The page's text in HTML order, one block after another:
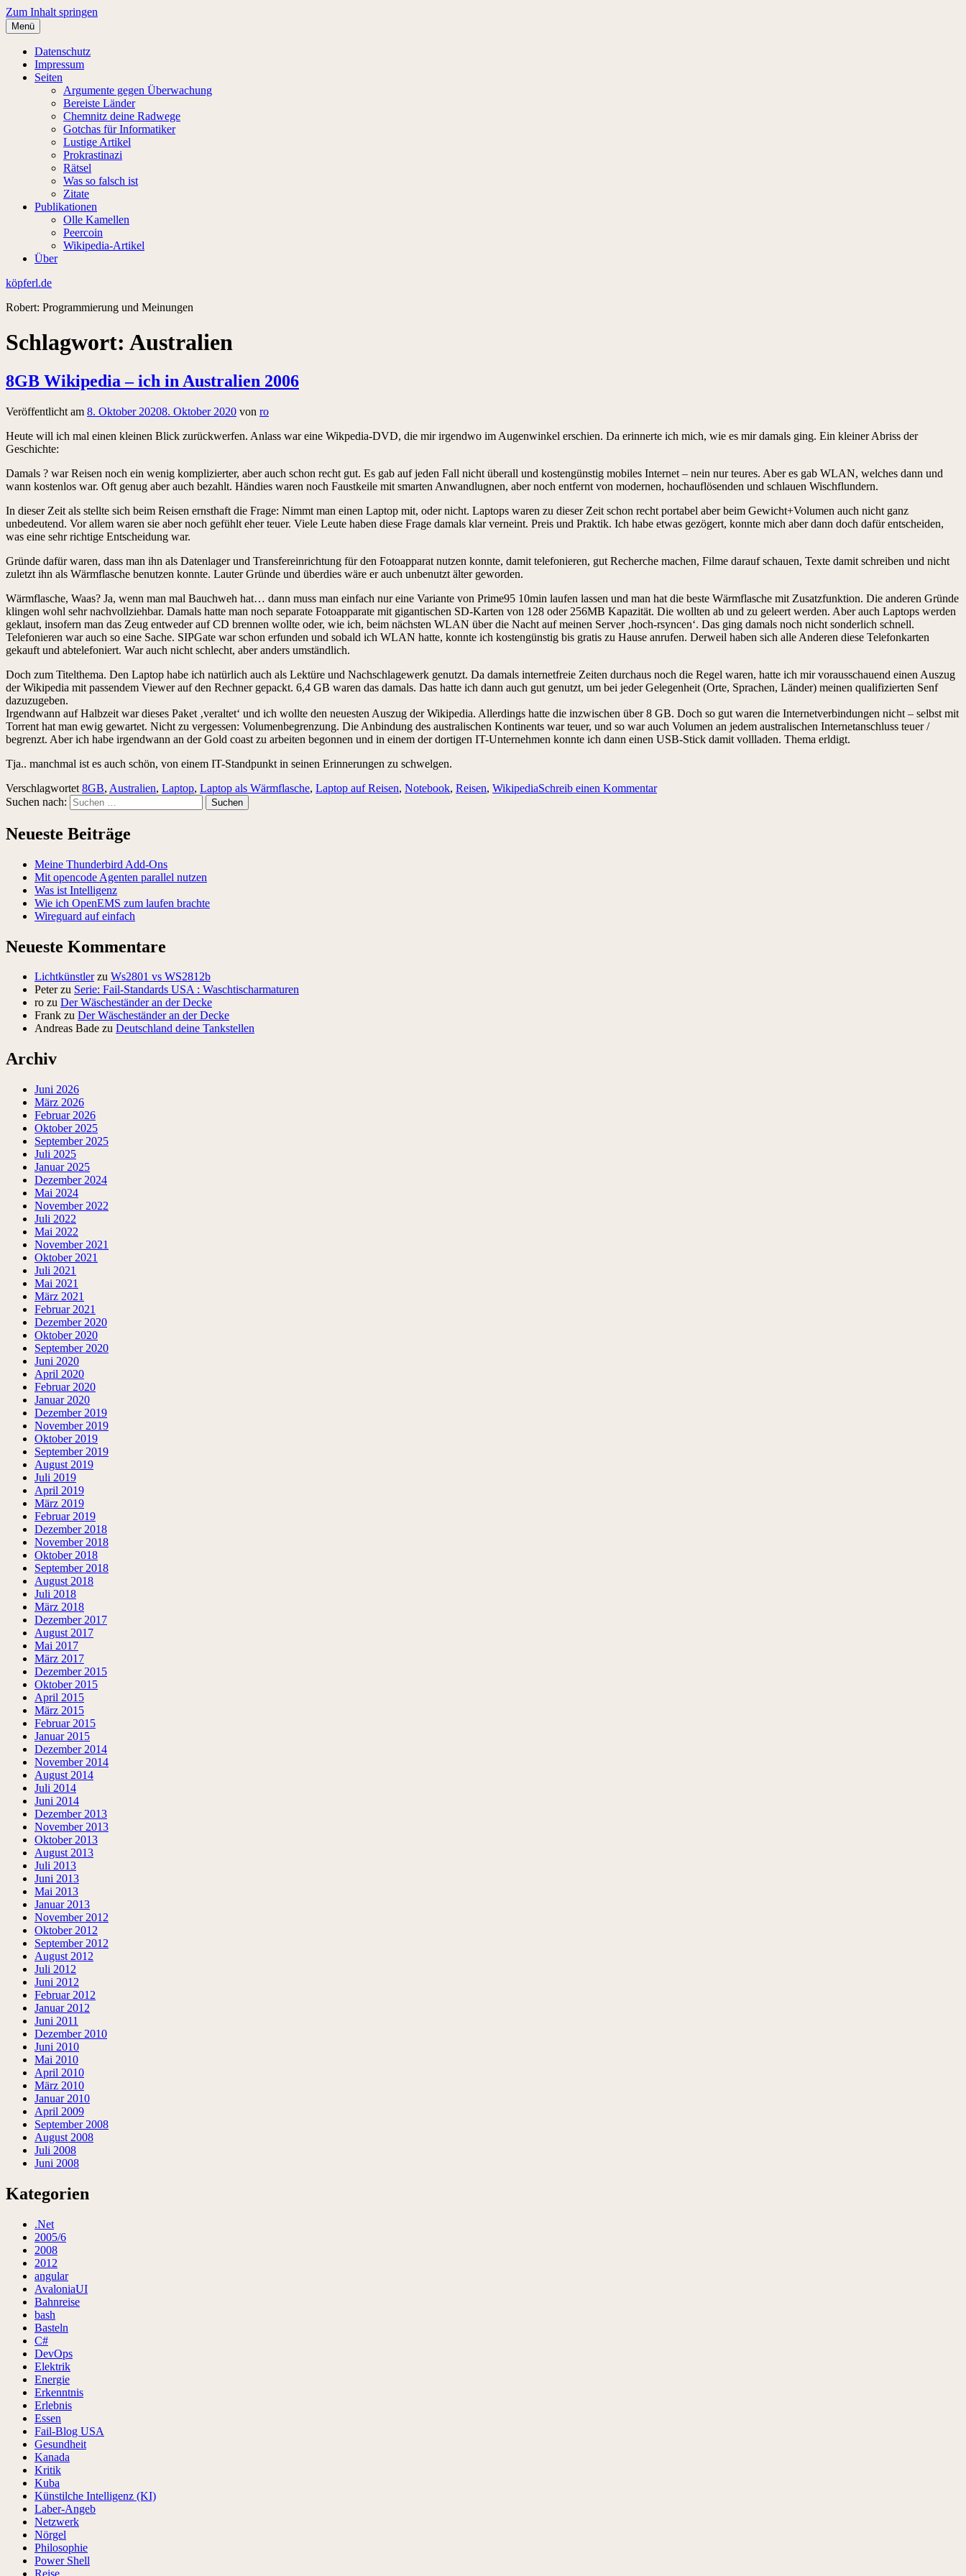
Zum Inhalt springen
Menü
Datenschutz
Impressum
Seiten
Argumente gegen Überwachung
Bereiste Länder
Chemnitz deine Radwege
Gotchas für Informatiker
Lustige Artikel
Prokrastinazi
Rätsel
Was so falsch ist
Zitate
Publikationen
Olle Kamellen
Peercoin
Wikipedia-Artikel
Über
köpferl.de
Robert: Programmierung und Meinungen
Schlagwort: Australien
8GB Wikipedia – ich in Australien 2006
Veröffentlicht am 8. Oktober 20208. Oktober 2020 von ro
Heute will ich mal einen kleinen Blick zurückwerfen. Anlass war eine Wikpedia-DVD, die mir irgendwo im Augenwinkel erschien. Da erinnerte ich mich, wie es mir damals ging. Ein kleiner Abriss der
Geschichte:
Damals ? war Reisen noch ein wenig komplizierter, aber auch schon recht gut. Es gab auf jeden Fall nicht überall und kostengünstig mobiles Internet – nein nur teures. Aber es gab WLAN, welches dann und
wann kostenlos war. Oft genug aber auch bezahlt. Händies waren noch Faustkeile mit smarten Anwandlugnen, aber noch entfernt von modernen, hochauflösenden und schlauen Wischflundern.
In dieser Zeit als stellte sich beim Reisen ernsthaft die Frage: Nimmt man einen Laptop mit, oder nicht. Laptops waren zu dieser Zeit schon recht portabel aber beim Gewicht+Volumen auch nicht ganz
unbedeutend. Vor allem waren sie aber noch gefühlt eher teuer. Viele Leute haben diese Frage damals klar verneint. Preis und Praktik. Ich habe etwas gezögert, konnte mich aber dann doch dafür entscheiden,
was eine sehr richtige Entscheidung war.
Gründe dafür waren, dass man ihn als Datenlager und Transfereinrichtung für den Fotoapparat nutzen konnte, damit telefonieren, gut Recherche machen, Filme darauf schauen, Texte damit schreiben und nicht
zuletzt ihn als Wärmflasche benutzen konnte. Lauter Gründe und überdies wäre er auch unbenutzt älter geworden.
Wärmflasche, Waas? Ja, wenn man mal Bauchweh hat… dann muss man einfach nur eine Variante von Prime95 10min laufen lassen und man hat die beste Wärmflasche mit Zusatzfunktion. Die anderen Gründe
klingen wohl sehr nachvollziehbar. Damals hatte man noch separate Fotoapparate mit gigantischen SD-Karten von 128 oder 256MB Kapazität. Die wollten ab und zu geleert werden. Aber auch Laptops werden
geklaut, insofern man das Zeug entweder auf CD brennen wollte oder, wie ich, beim nächsten WLAN über die Nacht auf meinen Server ‚hoch-rsyncen‘. Das ging damals noch nicht sonderlich schnell.
Telefonieren war auch so eine Sache. SIPGate war schon erfunden und sobald ich WLAN hatte, konnte ich kostengünstig bis gratis zu Hause anrufen. Derweil haben sich alle Anderen diese Telefonkarten
gekauft und abtelefoniert. War auch nicht schlecht, aber anders umständlich.
Doch zum Titelthema. Den Laptop habe ich natürlich auch als Lektüre und Nachschlagewerk genutzt. Da damals internetfreie Zeiten durchaus noch die Regel waren, hatte ich mir vorausschauend einen Auszug
der Wikipedia mit passendem Viewer auf den Rechner gepackt. 6,4 GB waren das damals. Das hatte ich dann auch gut genutzt, um bei jeder Gelegenheit (Orte, Sprachen, Länder) meinen qualifizierten Senf
dazuzugeben.
Irgendwann auf Halbzeit war dieses Paket ‚veraltet‘ und ich wollte den neuesten Auszug der Wikipedia. Allerdings hatte die inzwischen über 8 GB. Doch so gut waren die Internetverbindungen nicht – selbst mit
Torrent hat man ewig gewartet. Nicht zu vergessen: Volumenbegrenzung. Die Anbindung des australischen Kontinents war teuer, und so war auch Volumen an jedem australischen Internetanschluss teuer /
begrenzt. Aber ich habe irgendwann an der Gold coast zu arbeiten begonnen und in einem der dortigen IT-Unternehmen konnte ich dann einen USB-Stick damit vollladen. Thema erldigt.
Tja.. manchmal ist es auch schön, von einem IT-Standpunkt in seinen Erinnerungen zu schwelgen.
Verschlagwortet 8GB, Australien, Laptop, Laptop als Wärmflasche, Laptop auf Reisen, Notebook, Reisen, WikipediaSchreib einen Kommentar
Suchen nach:
Neueste Beiträge
Meine Thunderbird Add-Ons
Mit opencode Agenten parallel nutzen
Was ist Intelligenz
Wie ich OpenEMS zum laufen brachte
Wireguard auf einfach
Neueste Kommentare
Lichtkünstlerzu Ws2801 vs WS2812b
Peterzu Serie: Fail-Standards USA : Waschtischarmaturen
ro zu Der Wäscheständer an der Decke
Frank zu Der Wäscheständer an der Decke
Andreas Bade zu Deutschland deine Tankstellen
Archiv
Juni 2026
März 2026
Februar 2026
Oktober 2025
September 2025
Juli 2025
Januar 2025
Dezember 2024
Mai 2024
November 2022
Juli 2022
Mai 2022
November 2021
Oktober 2021
Juli 2021
Mai 2021
März 2021
Februar 2021
Dezember 2020
Oktober 2020
September 2020
Juni 2020
April 2020
Februar 2020
Januar 2020
Dezember 2019
November 2019
Oktober 2019
September 2019
August 2019
Juli 2019
April 2019
März 2019
Februar 2019
Dezember 2018
November 2018
Oktober 2018
September 2018
August 2018
Juli 2018
März 2018
Dezember 2017
August 2017
Mai 2017
März 2017
Dezember 2015
Oktober 2015
April 2015
März 2015
Februar 2015
Januar 2015
Dezember 2014
November 2014
August 2014
Juli 2014
Juni 2014
Dezember 2013
November 2013
Oktober 2013
August 2013
Juli 2013
Juni 2013
Mai 2013
Januar 2013
November 2012
Oktober 2012
September 2012
August 2012
Juli 2012
Juni 2012
Februar 2012
Januar 2012
Juni 2011
Dezember 2010
Juni 2010
Mai 2010
April 2010
März 2010
Januar 2010
April 2009
September 2008
August 2008
Juli 2008
Juni 2008
Kategorien
.Net
2005/6
2008
2012
angular
AvaloniaUI
Bahnreise
bash
Basteln
C#
DevOps
Elektrik
Energie
Erkenntnis
Erlebnis
Essen
Fail-Blog USA
Gesundheit
Kanada
Kritik
Kuba
Künstilche Intelligenz (KI)
Laber-Angeb
Netzwerk
Nörgel
Philosophie
Power Shell
Reise